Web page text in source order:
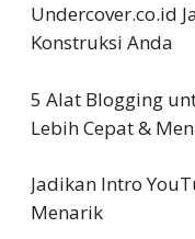
Undercover.co.id
Konstruksi Anda
5 Alat Blogging
Lebih Cepat &
Jadikan Intro
Menarik